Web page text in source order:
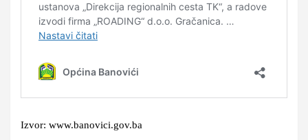
Izvor: www.banovici.gov.ba